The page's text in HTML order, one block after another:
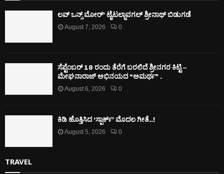
ಲವ್ ಒನ್ಸ್ ಮೋರ್’ ಟೈಟಲ್ಜಾವಗಲ್ ಶ್ರೀನಾಥ್ ಬಿಡುಗಡೆ
August 7, 2026 0
ಸೆಪ್ಟೆಂಬರ್ 18 ರಂದು ತೆರೆಗೆ ಬರಲಿದೆ ಶ್ರೀನಗರ ಕಿಟ್ಟಿ –
ಮೇಘನಾರಾಜ್ ಅಭಿನಯದ “ಅಮರ್ಥ” .
August 6, 2026 0
ಕಿಡಿ‌‌ ಹೊತ್ತಿಸಿದ ‘ಸ್ಪಾರ್ಕ್’ ಮೊದಲ‌ ಗೀತೆ..!
August 5, 2026 0
TRAVEL